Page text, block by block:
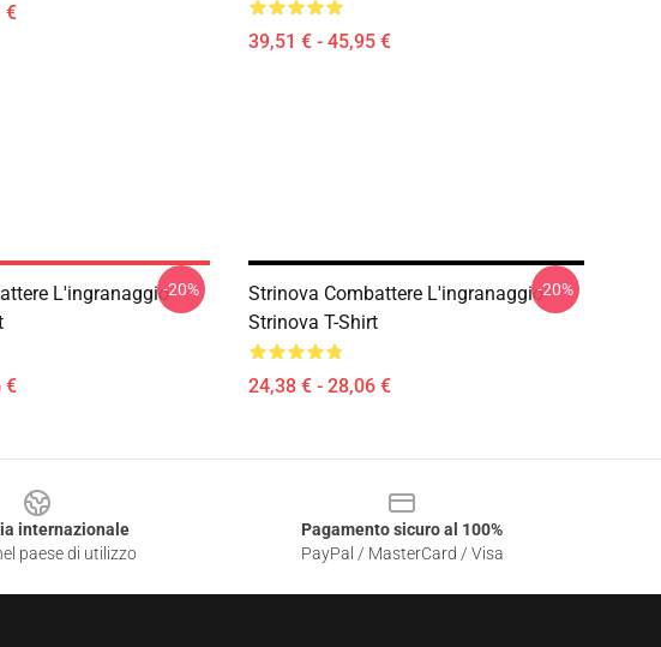
€
39,51 € - 45,95 €
L'ingranaggio
€
-20%
Strinova Combattere L'ingranaggio
Strinova T-Shirt
24,38 € - 28,06 €
-20%
internazionale
paese di utilizzo
Pagamento sicuro al 100%
PayPal / MasterCard / Visa